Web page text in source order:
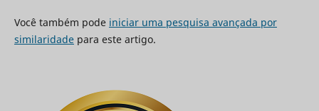
Você também pode iniciar uma pesquisa avançada por
similaridadepara este artigo.